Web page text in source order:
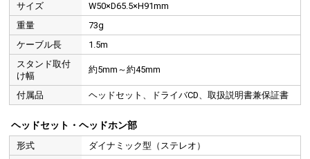
サイズ
W50×D65.5×H91mm
重量
73g
ケーブル長
1.5m
スタンド取付
け幅
約5mm～約45mm
付属品 ヘッドセット、ドライバCD、取扱説明書兼保証書
ヘッドセット・ヘッドホン部
形式
ダイナミック型（ステレオ）